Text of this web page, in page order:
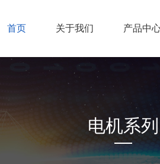
首页 关于我们 产品中
电机系列